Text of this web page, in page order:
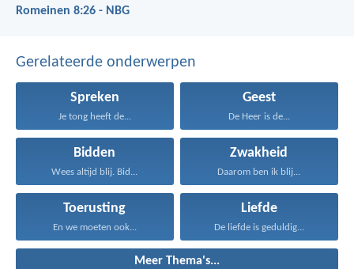
Romeinen 8:26 - NBG
Gerelateerde onderwerpen
Spreken
Je tong heeft de...
Geest
De Heer is de...
Bidden
Wees altijd blij. Bid...
Zwakheid
Daarom ben ik blij...
Toerusting
En we moeten ook...
Liefde
De liefde is geduldig...
Meer Thema's...